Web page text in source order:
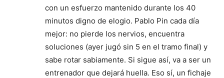
con un esfuerzo mantenido durante los 40
minutos digno de elogio. Pablo Pin cada día
mejor: no pierde los nervios, encuentra
soluciones (ayer jugó sin 5 en el tramo final) y
sabe rotar sabiamente. Si sigue así, va a ser un
entrenador que dejará huella. Eso sí, un fichaje